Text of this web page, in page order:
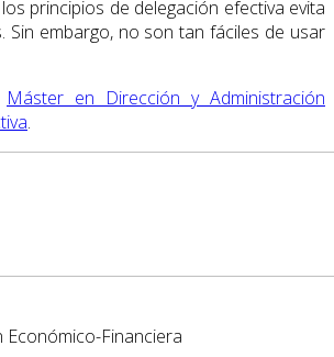
principios de delegación efectiva evita
Sin embargo, no son tan fáciles de usar
Máster en Dirección y Administración
.
Económico-Financiera